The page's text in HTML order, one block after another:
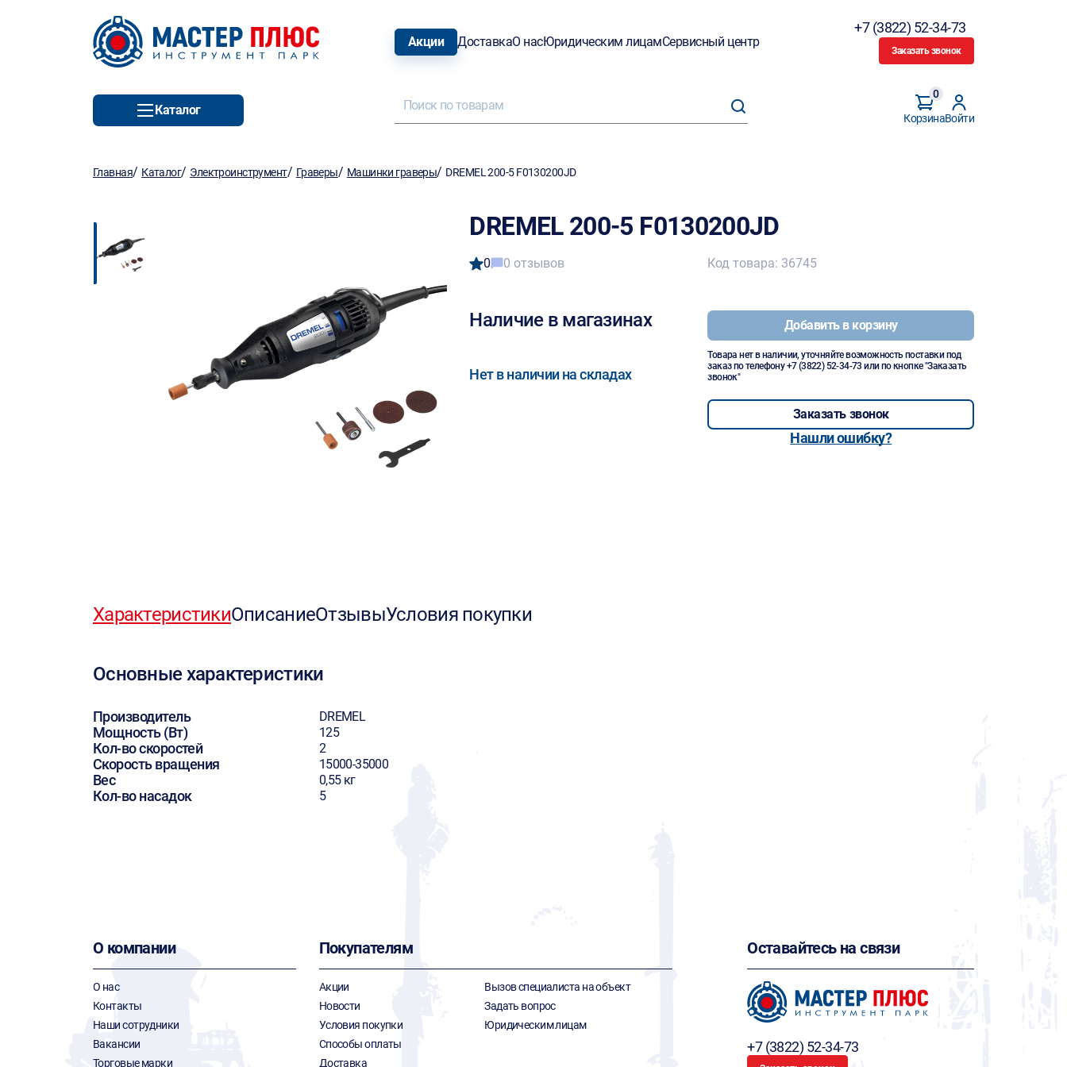
Акции ДоставкаО насЮридическим лицамСервисный центр
+7 (3822) 52-34-73
Заказать звонок
Каталог
Корзина
0
Войти
Главная/ Каталог/ Электроинструмент/ Граверы/ Машинки граверы/ DREMEL 200-5 F0130200JD
DREMEL 200-5 F0130200JD
0 0 отзывов
Наличие в магазинах
Нет в наличии на складах
Код товара: 36745
Добавить в корзину
Товара нет в наличии, уточняйте возможность поставки под
заказ по телефону+7 (3822) 52-34-73 или по кнопке "Заказать
звонок"
Заказать звонок
Нашли ошибку?
ХарактеристикиОписаниеОтзывыУсловия покупки
Основные характеристики
Производитель DREMEL
Мощность (Вт) 125
Кол-во скоростей 2
Скорость вращения 15000-35000
Вес 0,55 кг
Кол-во насадок 5
О компании
О нас
Контакты
Наши сотрудники
Вакансии
Торговые марки
Покупателям
Акции
Новости
Условия покупки
Способы оплаты
Доставка
Вызов специалиста на объект
Задать вопрос
Юридическим лицам
Оставайтесь на связи
+7 (3822) 52-34-73